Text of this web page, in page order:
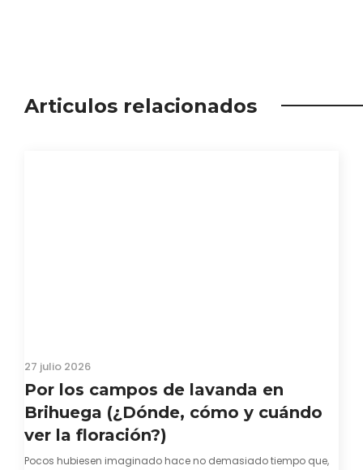
Articulos relacionados
27 julio 2026
Por los campos de lavanda en
Brihuega (¿Dónde, cómo y cuándo
ver la floración?)
Pocos hubiesen imaginado hace no demasiado tiempo que,